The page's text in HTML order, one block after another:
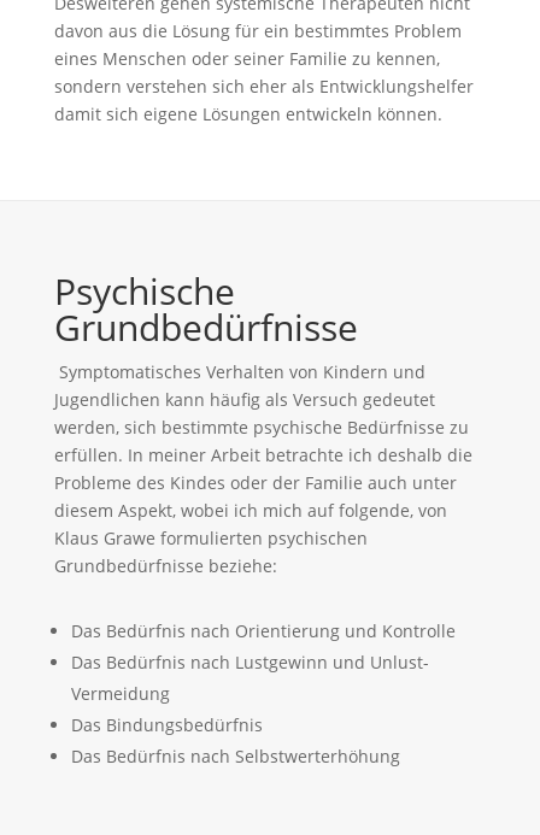
davon aus die Lösung für ein bestimmtes Problem
eines Menschen oder seiner Familie zu kennen,
sondern verstehen sich eher als Entwicklungshelfer
damit sich eigene Lösungen entwickeln können.
Psychische
Grundbedürfnisse
Symptomatisches Verhalten von Kindern und
Jugendlichen kann häufig als Versuch gedeutet
werden, sich bestimmte psychische Bedürfnisse zu
erfüllen. In meiner Arbeit betrachte ich deshalb die
Probleme des Kindes oder der Familie auch unter
diesem Aspekt, wobei ich mich auf folgende, von
Klaus Grawe formulierten psychischen
Grundbedürfnisse beziehe:
Das Bedürfnis nach Orientierung und Kontrolle
Das Bedürfnis nach Lustgewinn und Unlust-
Vermeidung
Das Bindungsbedürfnis
Das Bedürfnis nach Selbstwerterhöhung